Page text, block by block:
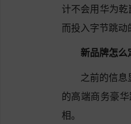
计不会用华为
而投入字节跳动
新品牌怎么
之前的信
的高端商务豪
相。